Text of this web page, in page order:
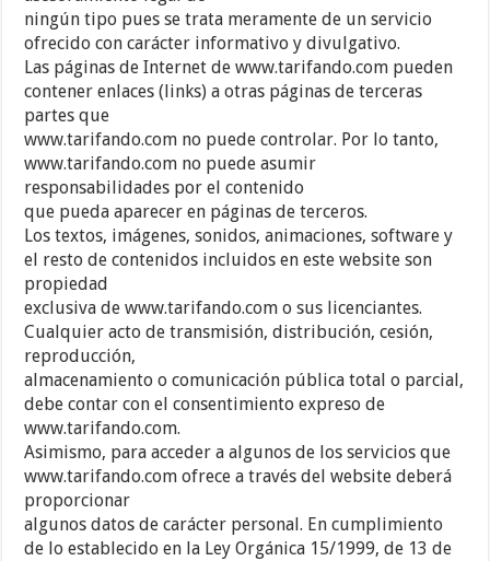
ningún tipo pues se trata meramente de un servicio
ofrecido con carácter informativo y divulgativo.
Las páginas de Internet de www.tarifando.com pueden
contener enlaces (links) a otras páginas de terceras
partes que
www.tarifando.com no puede controlar. Por lo tanto,
www.tarifando.com no puede asumir
responsabilidades por el contenido
que pueda aparecer en páginas de terceros.
Los textos, imágenes, sonidos, animaciones, software y
el resto de contenidos incluidos en este website son
propiedad
exclusiva de www.tarifando.com o sus licenciantes.
Cualquier acto de transmisión, distribución, cesión,
reproducción,
almacenamiento o comunicación pública total o parcial,
debe contar con el consentimiento expreso de
www.tarifando.com.
Asimismo, para acceder a algunos de los servicios que
www.tarifando.com ofrece a través del website deberá
proporcionar
algunos datos de carácter personal. En cumplimiento
de lo establecido en la Ley Orgánica 15/1999, de 13 de